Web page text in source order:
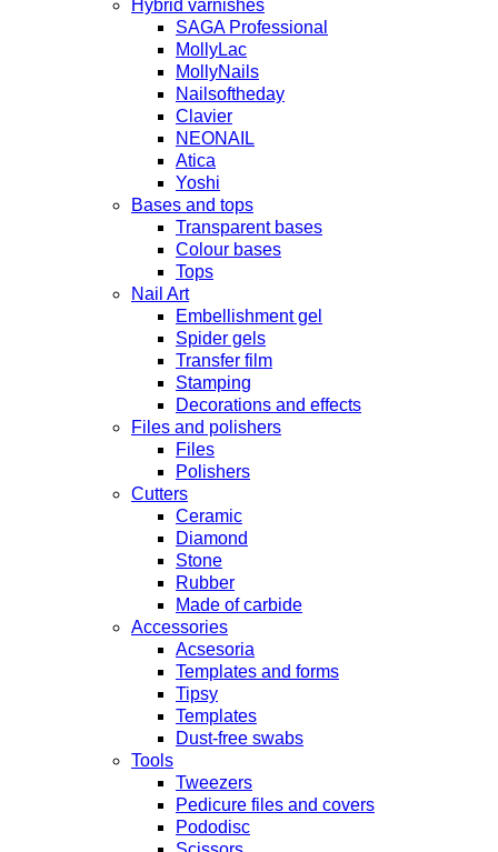
Hybrid varnishes
SAGA Professional
MollyLac
MollyNails
Nailsoftheday
Clavier
NEONAIL
Atica
Yoshi
Bases and tops
Transparent bases
Colour bases
Tops
Nail Art
Embellishment gel
Spider gels
Transfer film
Stamping
Decorations and effects
Files and polishers
Files
Polishers
Cutters
Ceramic
Diamond
Stone
Rubber
Made of carbide
Accessories
Acsesoria
Templates and forms
Tipsy
Templates
Dust-free swabs
Tools
Tweezers
Pedicure files and covers
Pododisc